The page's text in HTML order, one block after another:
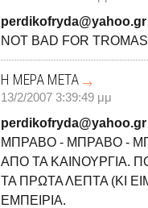
perdikofryda@yahoo.gr
NOT BAD FOR
Η ΜΕΡΑ ΜΕΤΑ
13/2/2007 3:39:49 μμ
perdikofryda@yahoo.gr
ΜΠΡΑΒΟ - ΜΠΡΑΒΟ -
ΑΠΟ ΤΑ ΚΑΙΝΟΥΡΓΙΑ.
ΤΑ ΠΡΩΤΑ ΛΕΠΤΑ (ΚΙ
ΕΜΠΕΙΡΙΑ.